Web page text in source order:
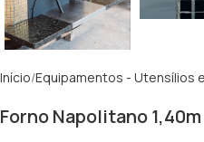
Início Equipamentos - Utensílios
Forno Napolitano